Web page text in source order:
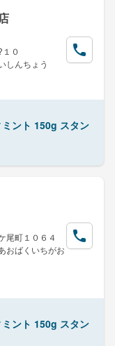
０
しんちょう
ント 150g スタン
尾町１０６４
おばくいちがお
ント 150g スタン